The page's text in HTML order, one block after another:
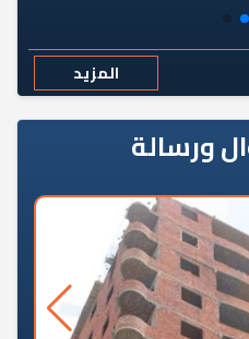
المزيد
ورسالة